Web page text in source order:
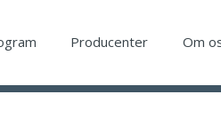
Producenter Om